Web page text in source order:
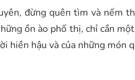
đừng quên tìm và nếm
ồn ào phố thị, chỉ cần
hiền hậu và của những món